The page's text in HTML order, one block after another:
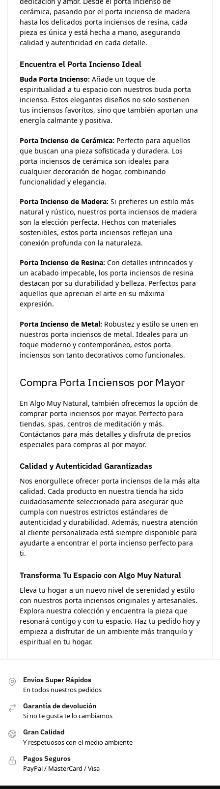
cerámica, pasando por el porta incienso de madera
hasta los delicados porta inciensos de resina, cada
pieza es única y está hecha a mano, asegurando
calidad y autenticidad en cada detalle.
Encuentra el Porta Incienso Ideal
Buda Porta Incienso: Añade un toque de
espiritualidad a tu espacio con nuestros buda porta
incienso. Estos elegantes diseños no solo sostienen
tus inciensos favoritos, sino que también aportan una
energía calmante y positiva.
Porta Incienso de Cerámica: Perfecto para aquellos
que buscan una pieza sofisticada y duradera. Los
porta inciensos de cerámica son ideales para
cualquier decoración de hogar, combinando
funcionalidad y elegancia.
Porta Incienso de Madera: Si prefieres un estilo más
natural y rústico, nuestros porta inciensos de madera
son la elección perfecta. Hechos con materiales
sostenibles, estos porta inciensos reflejan una
conexión profunda con la naturaleza.
Porta Incienso de Resina: Con detalles intrincados y
un acabado impecable, los porta inciensos de resina
destacan por su durabilidad y belleza. Perfectos para
aquellos que aprecian el arte en su máxima
expresión.
Porta Incienso de Metal: Robustez y estilo se unen en
nuestros porta inciensos de metal. Ideales para un
toque moderno y contemporáneo, estos porta
inciensos son tanto decorativos como funcionales.
Compra Porta Inciensos por Mayor
En Algo Muy Natural, también ofrecemos la opción de
comprar porta inciensos por mayor. Perfecto para
tiendas, spas, centros de meditación y más.
Contáctanos para más detalles y disfruta de precios
especiales para compras al por mayor.
Calidad y Autenticidad Garantizadas
Nos enorgullece ofrecer porta inciensos de la más alta
calidad. Cada producto en nuestra tienda ha sido
cuidadosamente seleccionado para asegurar que
cumpla con nuestros estrictos estándares de
autenticidad y durabilidad. Además, nuestra atención
al cliente personalizada está siempre disponible para
ayudarte a encontrar el porta incienso perfecto para
ti.
Transforma Tu Espacio con Algo Muy Natural
Eleva tu hogar a un nuevo nivel de serenidad y estilo
con nuestros porta inciensos originales y artesanales.
Explora nuestra colección y encuentra la pieza que
resonará contigo y con tu espacio. Haz tu pedido hoy y
empieza a disfrutar de un ambiente más tranquilo y
espiritual en tu hogar.
Envíos Super Rápidos
En todos nuestros pedidos
Garantía de devolución
Si no te gusta te lo cambiamos
Gran Calidad
Y respetuosos con el medio ambiente
Pagos Seguros
PayPal / MasterCard / Visa